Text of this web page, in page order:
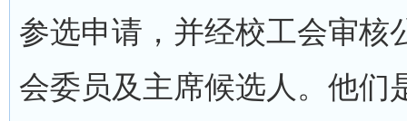
参选申请，并经校工会审核
会委员及主席候选人。他们